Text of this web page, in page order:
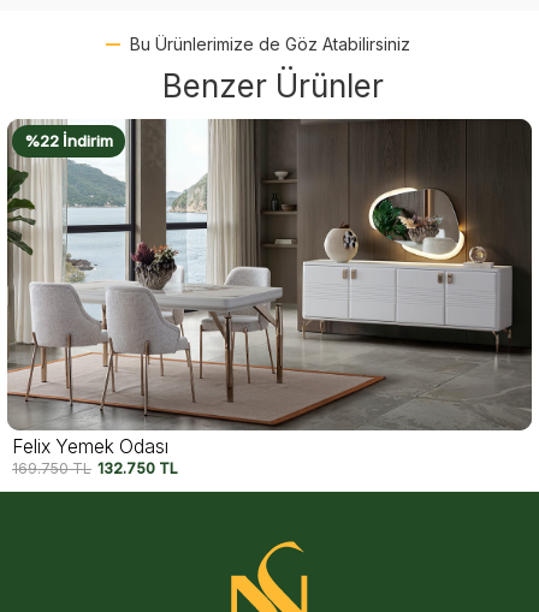
Bu Ürünlerimize de Göz Atabilirsiniz
Benzer Ürünler
%22 İndirim
Felix Yemek Odası
169.750TL 132.750 TL